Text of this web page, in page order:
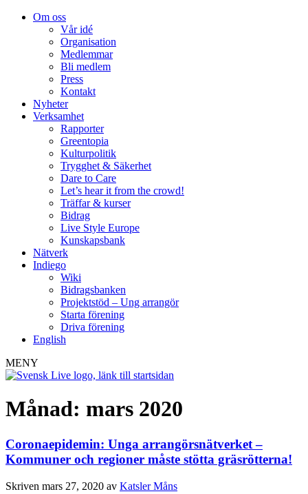
Om oss
Vår idé
Organisation
Medlemmar
Bli medlem
Press
Kontakt
Nyheter
Verksamhet
Rapporter
Greentopia
Kulturpolitik
Trygghet & Säkerhet
Dare to Care
Let’s hear it from the crowd!
Träffar & kurser
Bidrag
Live Style Europe
Kunskapsbank
Nätverk
Indiego
Wiki
Bidragsbanken
Projektstöd – Ung arrangör
Starta förening
Driva förening
English
MENY
Månad: mars 2020
Coronaepidemin: Unga arrangörsnätverket –
Kommuner och regioner måste stötta gräsrötterna!
Skriven mars 27, 2020 av Katsler Måns